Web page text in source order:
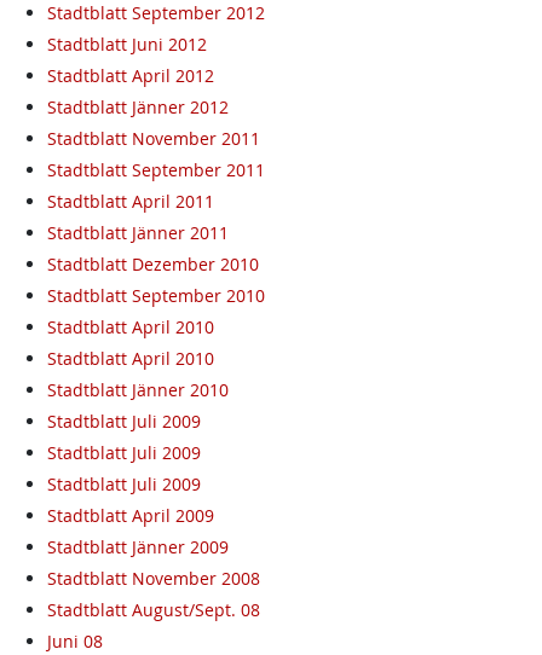
Stadtblatt September 2012
Stadtblatt Juni 2012
Stadtblatt April 2012
Stadtblatt Jänner 2012
Stadtblatt November 2011
Stadtblatt September 2011
Stadtblatt April 2011
Stadtblatt Jänner 2011
Stadtblatt Dezember 2010
Stadtblatt September 2010
Stadtblatt April 2010
Stadtblatt April 2010
Stadtblatt Jänner 2010
Stadtblatt Juli 2009
Stadtblatt Juli 2009
Stadtblatt Juli 2009
Stadtblatt April 2009
Stadtblatt Jänner 2009
Stadtblatt November 2008
Stadtblatt August/Sept. 08
Juni 08